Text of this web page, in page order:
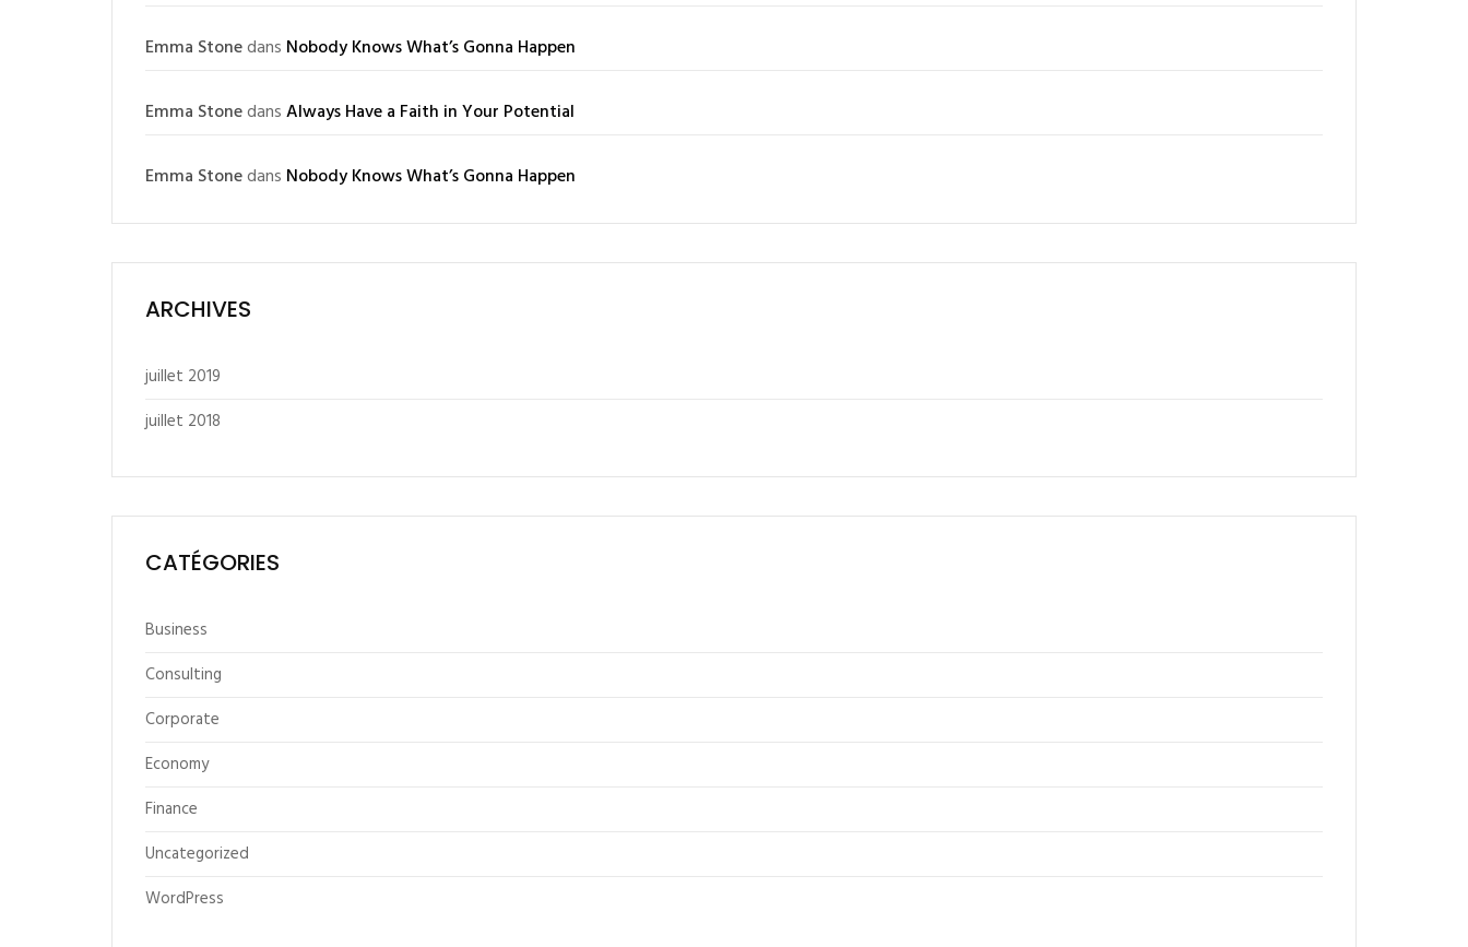
Emma Stonedans Nobody Knows What’s Gonna Happen
Emma StonedansAlways Have a Faith in Your Potential
Emma Stonedans Nobody Knows What’s Gonna Happen
ARCHIVES
juillet 2019
juillet 2018
CATÉGORIES
Business
Consulting
Corporate
Economy
Finance
Uncategorized
WordPress